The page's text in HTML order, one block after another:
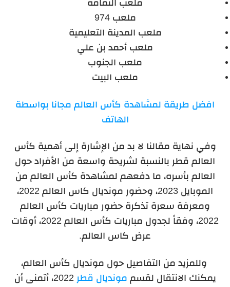
ملعب الثمامة
ملعب 974
ملعب المدينة التعليمية
ملعب أحمد بن علي
ملعب الجنوب
ملعب البيت
افضل طريقة لمشاهدة كأس العالم مجانا بواسطة
الهاتف
وفي نهاية مقالنا لا بد من الإشارة إلى أهمية كأس
العالم قطر بالنسبة لشريحة واسعة من الأفراد حول
العالم بأسره، ما دفعهم لمشاهدة كأس العالم من
الموبايل 2023، وحضور مونديال كاس العالم 2022،
ومعرفة سعرة تذكرة حضور مباريات كأس العالم
2022، وفقاً لجدول مباريات كأس العالم 2022، أوقات
عرض كاس العالم.
وللمزيد من التفاصيل حول مونديال كأس العالم،
يمكنك الانتقال لقسم مونديال قطر
2022، أتمنى أن